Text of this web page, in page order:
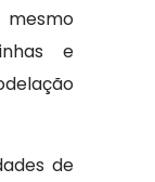
mesmo
e
de